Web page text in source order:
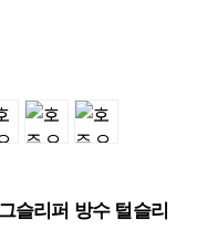
슬리퍼 방수 털슬리